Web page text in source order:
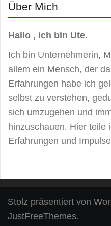
Über Mich
Hallo , ich bin Ute.
Ich bin Unternehmerin,
allem ein Mensch, der
Erfahrungen habe ich
selbst zu verstehen,
sich umzugehen und
hinzuschauen. Hier teile
Erfahrungen und
Stolz präsentiert von
JustFreeThemes.